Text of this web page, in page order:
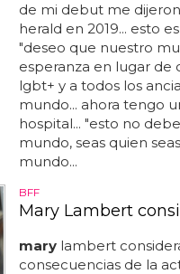
de mi debut me
herald en 2019... esto
"deseo que nuestro
esperanza en lugar de
lgbt+ y a todos los
mundo... ahora tengo
hospital... "esto no
mundo, seas quien
mundo...
BFF
Mary Lambert
marylambert
consecuencias de la